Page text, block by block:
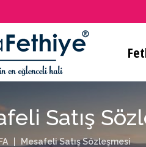
Satış
Mesafeli Satış Sözleşmesi